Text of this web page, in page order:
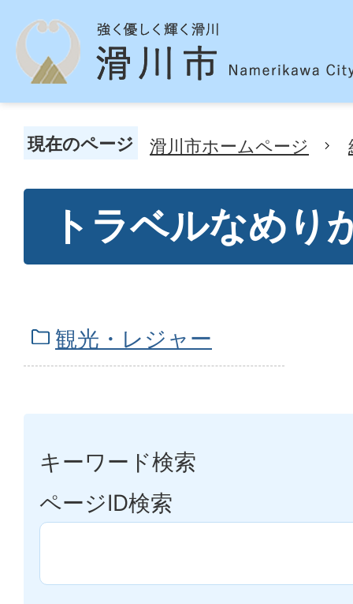
現在のページ 滑川市ホームページ
トラベルなめり
観光・レジャー
キーワード検索
ページID検索